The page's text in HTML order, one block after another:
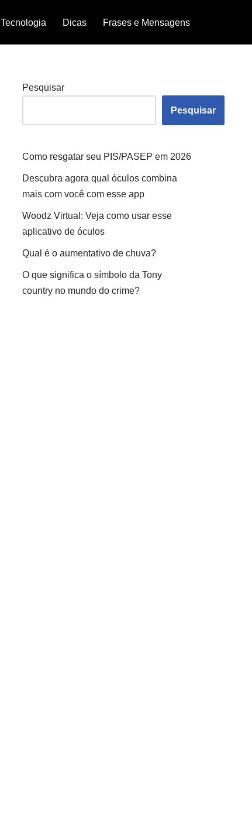
Tecnologia Dicas Frases e Mensagens
Pesquisar
Pesquisar
Como resgatar seu PIS/PASEP em 2026
Descubra agora qual óculos combina
mais com você com esse app
Woodz Virtual: Veja como usar esse
aplicativo de óculos
Qual é o aumentativo de chuva?
O que significa o símbolo da Tony
country no mundo do crime?